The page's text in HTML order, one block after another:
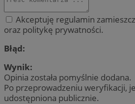
Akceptuję regulamin
oraz politykę prywatności.
Błąd:
Wynik:
Opinia została pomyślnie dodana.
Po przeprowadzeniu weryfikacji,
udostępniona publicznie.